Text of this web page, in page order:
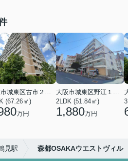
(67.26㎡)
万円
2LDK (51.84㎡)
1,880万円
見駅 森都OSAKAウエストヴィル